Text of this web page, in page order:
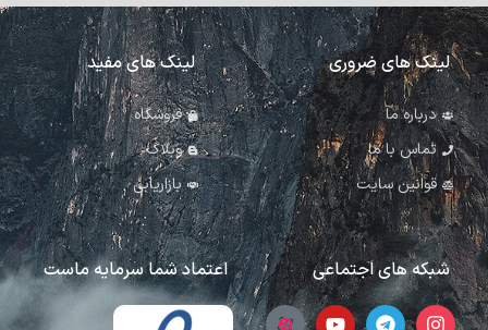
لینک های ضروری
درباره ما
تماس با ما
قوانین سایت
لینک های مفید
فروشگاه
وبلاگ
بازاریابی
شبکه های اجتماعی اعتماد شما سرمایه ماست